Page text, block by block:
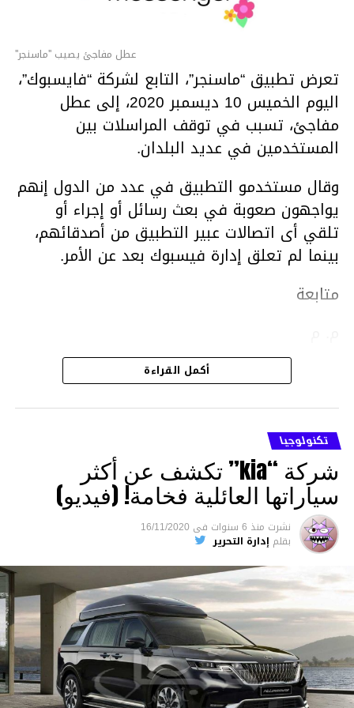
عطل مفاجئ يصيب ''ماسنجر''
تعرض تطبيق “ماسنجر”، التابع لشركة “فايسبوك”،
اليوم الخميس 10 ديسمبر 2020، إلى عطل
مفاجئ، تسبب في توقف المراسلات بين
المستخدمين في عديد البلدان.
وقال مستخدمو التطبيق في عدد من الدول إنهم
يواجهون صعوبة في بعث رسائل أو إجراء أو
تلقي أى اتصالات عبير التطبيق من أصدقائهم،
بينما لم تعلق إدارة فيسبوك بعد عن الأمر.
متابعة
أكمل القراءة
تكنولوجيا
شركة “kia” تكشف عن أكثر
سياراتها العائلية فخامة! (فيديو)
نشرت منذ 6 سنوات فى 16/11/2020
بقلم إدارة التحرير